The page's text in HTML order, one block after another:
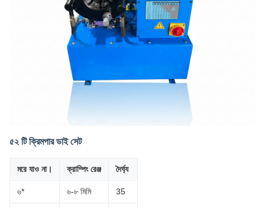
৫২ টি ক্রিমপার ডাই সেট
মরে যাও না। ক্রাম্পিং রেঞ্জ দৈর্ঘ্য
৬* ৬-৮ মিমি 35